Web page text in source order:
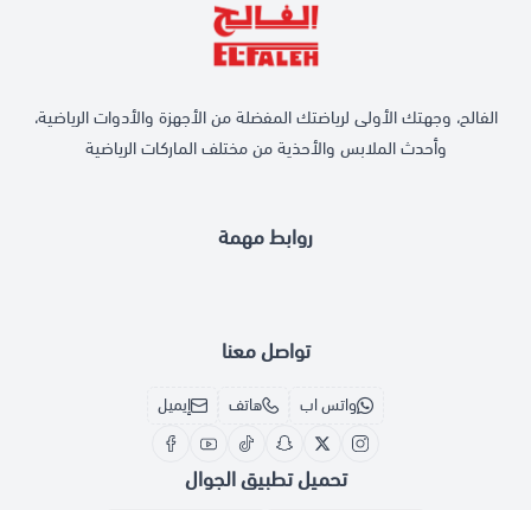
روابط مهمة
الفالح، وجهتك الأولى لرياضتك المفضلة من الأجهزة والأدوات الرياضية،
وأحدث الملابس والأحذية من مختلف الماركات الرياضية
تواصل معنا
واتس اب هاتف إيميل
تحميل تطبيق الجوال